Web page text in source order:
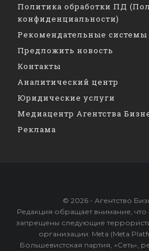
Политика обработки ПД
конфиденциальности)
Рекомендательные системы
Предложить новость
Контакты
Аналитический центр
Юридические услуги
Медиацентр Агентства
Реклама
© 2026 - Агентство
Редакция обращает внимание,
запрещены следующие
организации: Meta (Meta
Большевистская партия, «Сеть»,